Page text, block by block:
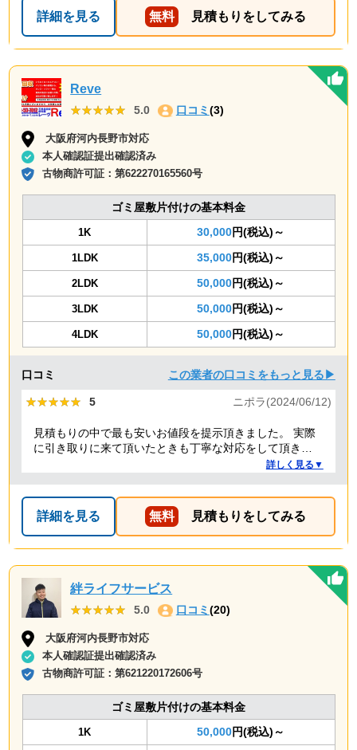
詳細を見る 無料 見積もりをしてみる
Reve
★★★★★
★★★★★ 5.0 口コミ (3)
大阪府河内長野市対応
本人確認証提出確認済み
古物商許可証：第622270165560号
ゴミ屋敷片付けの基本料金
1K 30,000円(税込)～
1LDK 35,000円(税込)～
2LDK 50,000円(税込)～
3LDK 50,000円(税込)～
4LDK 50,000円(税込)～
口コミ この業者の口コミをもっと見る▶
★★★★★
★★★★★ 5 ニポラ(2024/06/12)
見積もりの中で最も安いお値段を提示頂きました。 実際
に引き取りに来て頂いたときも丁寧な対応をして頂き、
詳しく見る▼
詳細を見る 無料 見積もりをしてみる
絆ライフサービス
★★★★★
★★★★★ 5.0 口コミ (20)
大阪府河内長野市対応
本人確認証提出確認済み
古物商許可証：第621220172606号
ゴミ屋敷片付けの基本料金
1K 50,000円(税込)～